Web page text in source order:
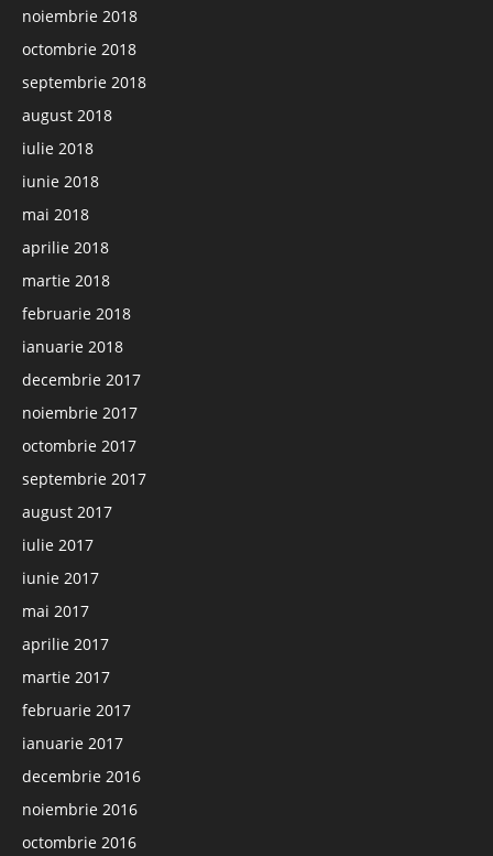
noiembrie 2018
octombrie 2018
septembrie 2018
august 2018
iulie 2018
iunie 2018
mai 2018
aprilie 2018
martie 2018
februarie 2018
ianuarie 2018
decembrie 2017
noiembrie 2017
octombrie 2017
septembrie 2017
august 2017
iulie 2017
iunie 2017
mai 2017
aprilie 2017
martie 2017
februarie 2017
ianuarie 2017
decembrie 2016
noiembrie 2016
octombrie 2016